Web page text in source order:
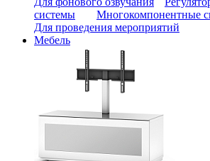
системы
Многокомпонентные
Для проведения мероприятий
Мебель